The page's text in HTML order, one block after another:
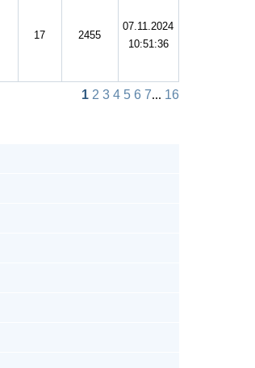
17 2455
07.11.2024
10:51:36
1 2 3 4 5 6 7... 16